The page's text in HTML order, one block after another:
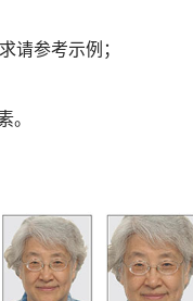
请参考示例；